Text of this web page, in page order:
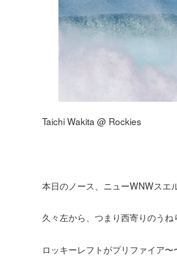
Taichi Wakita @ Rockies
本日のノース、ニューWNWスエ
久々左から、つまり西寄りのうね
ロッキーレフトがプリファイア〜